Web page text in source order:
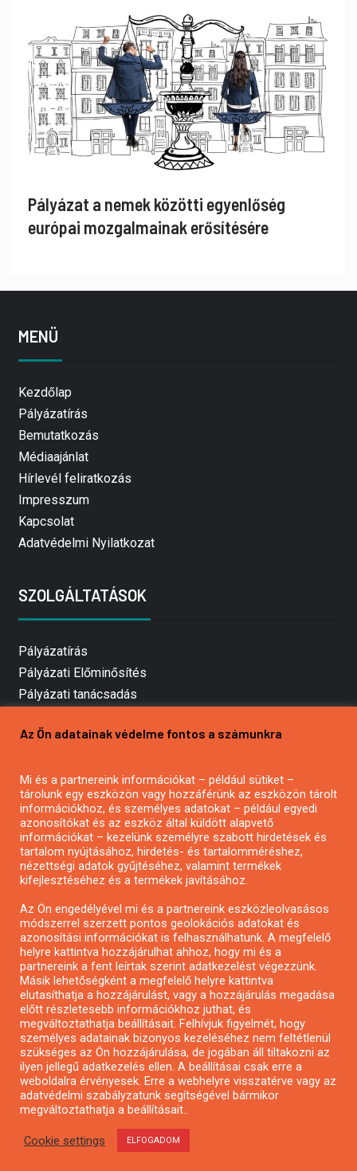
Pályázat a nemek közötti egyenlőség
európai mozgalmainak erősítésére
MENÜ
Kezdőlap
Pályázatírás
Bemutatkozás
Médiaajánlat
Hírlevél feliratkozás
Impresszum
Kapcsolat
Adatvédelmi Nyilatkozat
SZOLGÁLTATÁSOK
Pályázatírás
Pályázati Előminősítés
Pályázati tanácsadás
Mezőgazdasági pályázatírás
Pályázatírás civil szervezeteknek
Pályázatírás önkormányzatoknak
Pályázatfigyelés
Specifikus pályázatfigyelés vagy hírlevél
Pályázatok magánszemélyeknek
Pályázatok civil szervezeteknek
Pályázatok vállalkozásoknak
Önkormányzati pályázatok
Mezőgazdasági pályázatok
Falusi turizmus pályázatok
Napelem pályázatok
GINOP pályázatok
Copyright © All rights reserved.
Az Ön adatainak védelme fontos a számunkra
Mi és a partnereink információkat – például sütiket –
tárolunk egy eszközön vagy hozzáférünk az eszközön tárolt
információkhoz, és személyes adatokat – például egyedi
azonosítókat és az eszköz által küldött alapvető
információkat – kezelünk személyre szabott hirdetések és
tartalom nyújtásához, hirdetés- és tartalomméréshez,
nézettségi adatok gyűjtéséhez, valamint termékek
kifejlesztéséhez és a termékek javításához.
Az Ön engedélyével mi és a partnereink eszközleolvasásos
módszerrel szerzett pontos geolokációs adatokat és
azonosítási információkat is felhasználhatunk. A megfelelő
helyre kattintva hozzájárulhat ahhoz, hogy mi és a
partnereink a fent leírtak szerint adatkezelést végezzünk.
Másik lehetőségként a megfelelő helyre kattintva
elutasíthatja a hozzájárulást, vagy a hozzájárulás megadása
előtt részletesebb információkhoz juthat, és
megváltoztathatja beállításait. Felhívjuk figyelmét, hogy
személyes adatainak bizonyos kezeléséhez nem feltétlenül
szükséges az Ön hozzájárulása, de jogában áll tiltakozni az
ilyen jellegű adatkezelés ellen. A beállításai csak erre a
weboldalra érvényesek. Erre a webhelyre visszatérve vagy az
adatvédelmi szabályzatunk segítségével bármikor
megváltoztathatja a beállításait..
Cookie settings ELFOGADOM